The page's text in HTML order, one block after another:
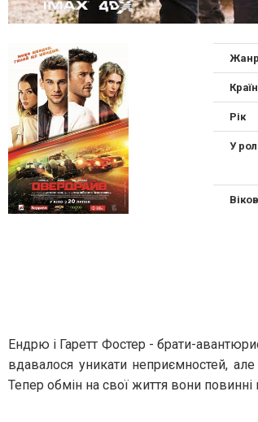
Жанр
Рік
У
Ендрю і Гаретт Фостер - брати-
вдавалося уникати неприємностей,
Тепер обмін на свої життя вони